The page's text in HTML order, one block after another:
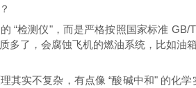
“检测仪"，而是严格按照国家标准
多了，会腐蚀飞机的燃油系统，比如
其实不复杂，有点像 “酸碱中和" 的化